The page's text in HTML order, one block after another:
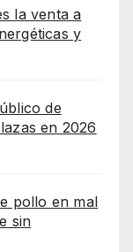
la venta a
y
de
en 2026
pollo en mal
sin